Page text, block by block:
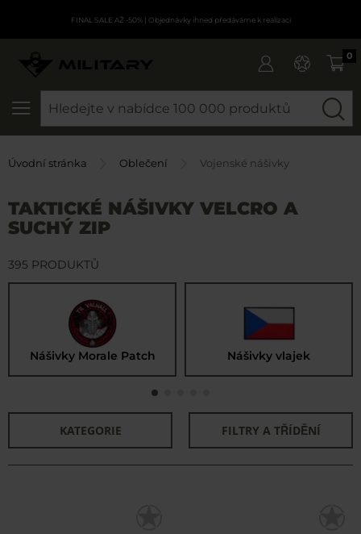
FINAL SALE AŽ -50%| Objednávky ihned předáváme k realizaci
0
Úvodní stránka Oblečení Vojenské nášivky
TAKTICKÉ NÁŠIVKY VELCRO A
SUCHÝ ZIP
Nášivky Morale Patch Nášivky vlajek
KATEGORIE FILTRY A TŘÍDĚNÍ
395 PRODUKTŮ